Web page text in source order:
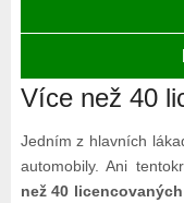
Více než 40
Jedním z hlavních
automobily. Ani
než 40